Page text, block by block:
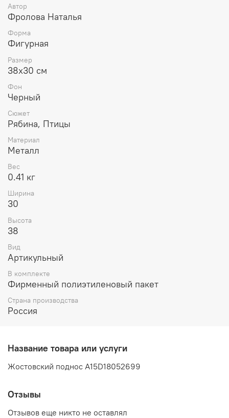
Автор
Фролова Наталья
Форма
Фигурная
Размер
38х30 см
Фон
Черный
Сюжет
Рябина, Птицы
Материал
Металл
Вес
0.41 кг
Ширина
30
Высота
38
Вид
Артикульный
В комплекте
Фирменный полиэтиленовый пакет
Страна производства
Россия
Название товара или услуги
Жостовский поднос A15D18052699
Отзывы
Отзывов еще никто не оставлял